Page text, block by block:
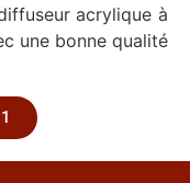
acrylique à
une bonne qualité